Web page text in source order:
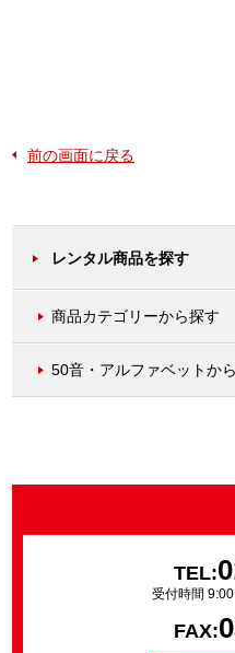
前の画面に戻る
レンタル商品を探す
商品カテゴリーから探す
50音・アルファベットか
TEL:
受付時間
FAX: